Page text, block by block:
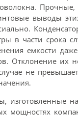
выводы
в части срока
емкости
Отклонение их
не
изготовленные на
мощностях